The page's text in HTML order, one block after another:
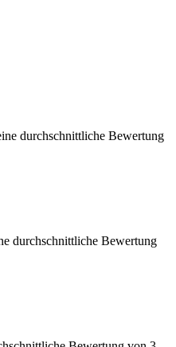
durchschnittliche Bewertung
durchschnittliche Bewertung